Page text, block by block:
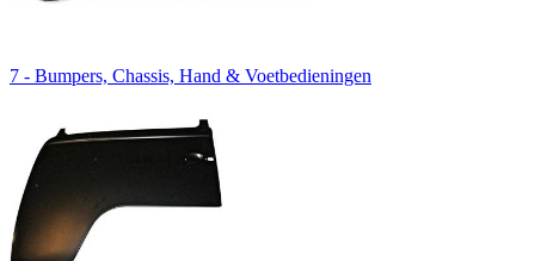
7 - Bumpers, Chassis, Hand & Voetbedieningen